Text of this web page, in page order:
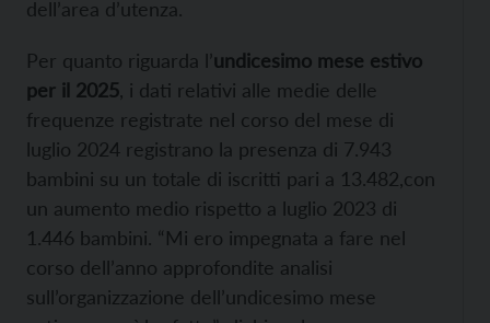
dell’area d’utenza.
Per quanto riguarda l’undicesimo mese estivo
per il 2025 , i dati relativi alle medie delle
frequenze registrate nel corso del mese di
luglio 2024 registrano la presenza di 7.943
bambini su un totale di iscritti pari a 13.482,con
un aumento medio rispetto a luglio 2023 di
1.446 bambini. “Mi ero impegnata a fare nel
corso dell’anno approfondite analisi
sull’organizzazione dell’undicesimo mese